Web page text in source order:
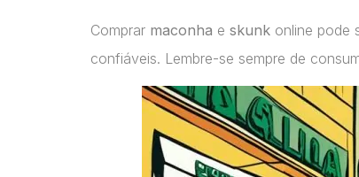
Comprar maconha e skunk online pode
confiáveis. Lembre-se sempre de